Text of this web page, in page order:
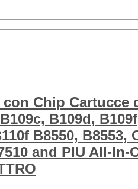
Chip
B109d,
B8550, B8553,
and PIU All-